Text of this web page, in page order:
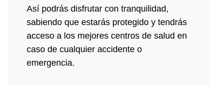
Así podrás disfrutar con tranquilidad,
sabiendo que estarás protegido y tendrás
acceso a los mejores centros de salud en
caso de cualquier accidente o
emergencia.